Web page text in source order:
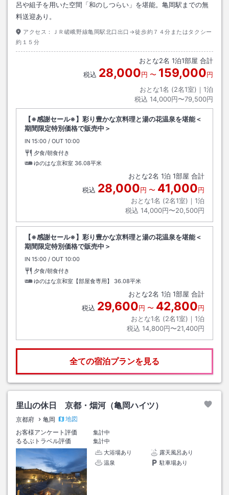
呂や組子を用いた空間「和のしつらい」を堪能。亀岡駅までの無
料送迎あり。
アクセス：
ＪＲ嵯峨野線亀岡駅北口出口→徒歩約７４分またはタクシー
約１５分
おとな2名 1泊1部屋 合計
税込 28,000円 〜 159,000円
おとな1名 (2名1室)｜ 1泊
税込 14,000円〜79,500円
【※感謝セール※】彩り豊かな京料理と湯の花温泉を堪能＜
期間限定特別価格で販売中＞
IN チェックイン
15:00 / OUT チェックアウト
10:00
夕食/朝食付き
ゆのはな京和室 36.08平米
おとな2名 1泊 1部屋 合計
税込 28,000円 〜 41,000円
おとな1名 (2名1室)｜ 1泊
税込 14,000円〜20,500円
【※感謝セール※】彩り豊かな京料理と湯の花温泉を堪能＜
期間限定特別価格で販売中＞
IN チェックイン
15:00 / OUT チェックアウト
10:00
夕食/朝食付き
ゆのはな京和室【部屋食専用】
36.08平米
おとな2名 1泊 1部屋 合計
税込 29,600円 〜 42,800円
おとな1名 (2名1室)｜ 1泊
税込 14,800円〜21,400円
全ての宿泊プランを見る
里山の休日 京都・烟河（亀岡ハイツ）
京都府 亀岡
地図
お客様アンケート評価
集計中
るるぶトラベル評価
集計中
大浴場あり
露天風呂あり
温泉
駐車場あり